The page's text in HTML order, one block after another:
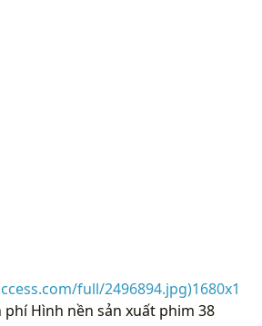
full/2496894.jpg)1680x1
phí Hình nền sản xuất phim 38